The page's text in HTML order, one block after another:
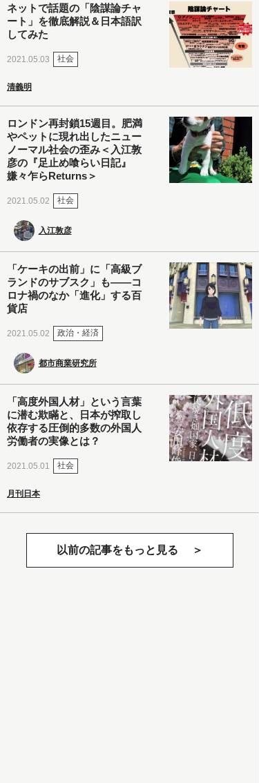
ネットで話題の「陰謀論チャ
ート」を徹底解説＆日本語訳
してみた
2021.05.03 社会
清義明
ロンドン再封鎖15週目。肥満
やペットに現れ出したニュー
ノーマル社会の歪み＜入江敦
彦の『足止め喰らい日記』
嫌々乍らReturns＞
2021.05.02 社会
入江敦彦
「ケーキの出前」に「高級ブ
ランドのサブスク」も――コ
ロナ禍のなか「進化」する百
貨店
2021.05.02 政治・経済
都市商業研究所
「高度外国人材」という言葉
に潜む欺瞞と、日本が搾取し
依存する圧倒的多数の外国人
労働者の実像とは？
2021.05.01 社会
月刊日本
以前の記事をもっと見る